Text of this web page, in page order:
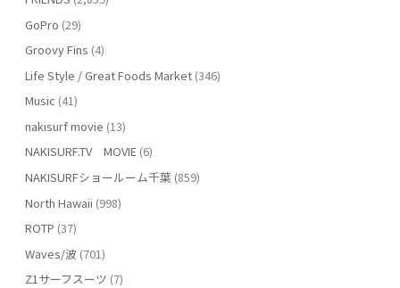
GoPro (29)
Groovy Fins (4)
Life Style / Great Foods Market(346)
Music (41)
nakisurf movie (13)
NAKISURF.TV MOVIE(6)
NAKISURFショールーム千葉 (859)
North Hawaii (998)
ROTP (37)
Waves/波(701)
Z1サーフスーツ (7)